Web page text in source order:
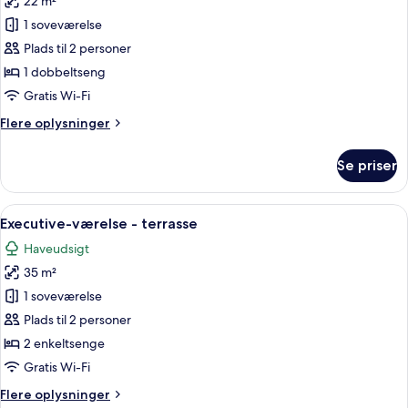
af
Classic-
værelse
1 soveværelse
Plads til 2 personer
1 dobbeltseng
Gratis Wi-Fi
Flere oplysninger
Flere
værelse
Se priser
Indlæs
alle
billeder
af
Executive-
værelse
-
terrasse
Et hotelværelse med en seng, et
4
Executive-værelse - terrasse
Haveudsigt
35 m²
1 soveværelse
Plads til 2 personer
2 enkeltsenge
Gratis Wi-Fi
Flere oplysninger
Flere